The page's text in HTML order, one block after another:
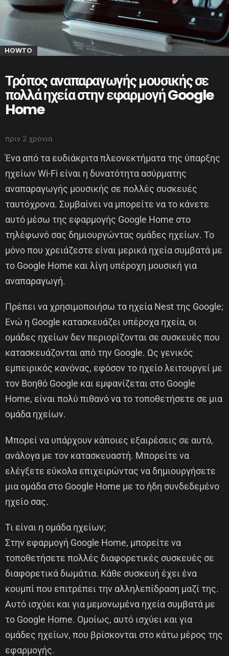
HOWTO
Τρόπος αναπαραγωγής μουσικής σε
πολλά ηχεία στην εφαρμογή Google
Home
πριν 2 χρόνια
Ένα από τα ευδιάκριτα πλεονεκτήματα της ύπαρξης
ηχείων Wi-Fi είναι η δυνατότητα ασύρματης
αναπαραγωγής μουσικής σε πολλές συσκευές
ταυτόχρονα. Συμβαίνει να μπορείτε να το κάνετε
αυτό μέσω της εφαρμογής Google Home στο
τηλέφωνό σας δημιουργώντας ομάδες ηχείων. Το
μόνο που χρειάζεστε είναι μερικά ηχεία συμβατά με
το Google Home και λίγη υπέροχη μουσική για
αναπαραγωγή.
Πρέπει να χρησιμοποιήσω τα ηχεία Nest της Google;
Ενώ η Google κατασκευάζει υπέροχα ηχεία, οι
ομάδες ηχείων δεν περιορίζονται σε συσκευές που
κατασκευάζονται από την Google. Ως γενικός
εμπειρικός κανόνας, εφόσον το ηχείο λειτουργεί με
τον Βοηθό Google και εμφανίζεται στο Google
Home, είναι πολύ πιθανό να το τοποθετήσετε σε μια
ομάδα ηχείων.
Μπορεί να υπάρχουν κάποιες εξαιρέσεις σε αυτό,
ανάλογα με τον κατασκευαστή. Μπορείτε να
ελέγξετε εύκολα επιχειρώντας να δημιουργήσετε
μια ομάδα στο Google Home με το ήδη συνδεδεμένο
ηχείο σας.
Τι είναι η ομάδα ηχείων;
Στην εφαρμογή Google Home, μπορείτε να
τοποθετήσετε πολλές διαφορετικές συσκευές σε
διαφορετικά δωμάτια. Κάθε συσκευή έχει ένα
κουμπί που επιτρέπει την αλληλεπίδραση μαζί της.
Αυτό ισχύει και για μεμονωμένα ηχεία συμβατά με
το Google Home. Ομοίως, αυτό ισχύει και για
ομάδες ηχείων, που βρίσκονται στο κάτω μέρος της
εφαρμογής.